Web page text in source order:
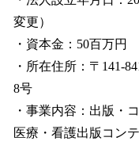
変更）
・資本金：50百万円
・所在住所：〒141-
8号
・事業内容：出版・
医療・看護出版コン